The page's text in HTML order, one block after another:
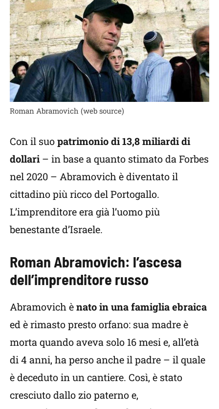
Roman Abramovich (web source)
Con il suopatrimonio di 13,8 miliardi di
dollari – in base a quanto stimato da Forbes
nel 2020 – Abramovich è diventato il
cittadino più ricco del Portogallo.
L’imprenditore era già l’uomo più
benestante d’Israele.
Roman Abramovich: l’ascesa
dell’imprenditore russo
Abramovich ènato in una famiglia ebraica
ed è rimasto presto orfano: sua madre è
morta quando aveva solo 16 mesi e, all’età
di 4 anni, ha perso anche il padre – il quale
è deceduto in un cantiere. Così, è stato
cresciuto dallo zio paterno e,